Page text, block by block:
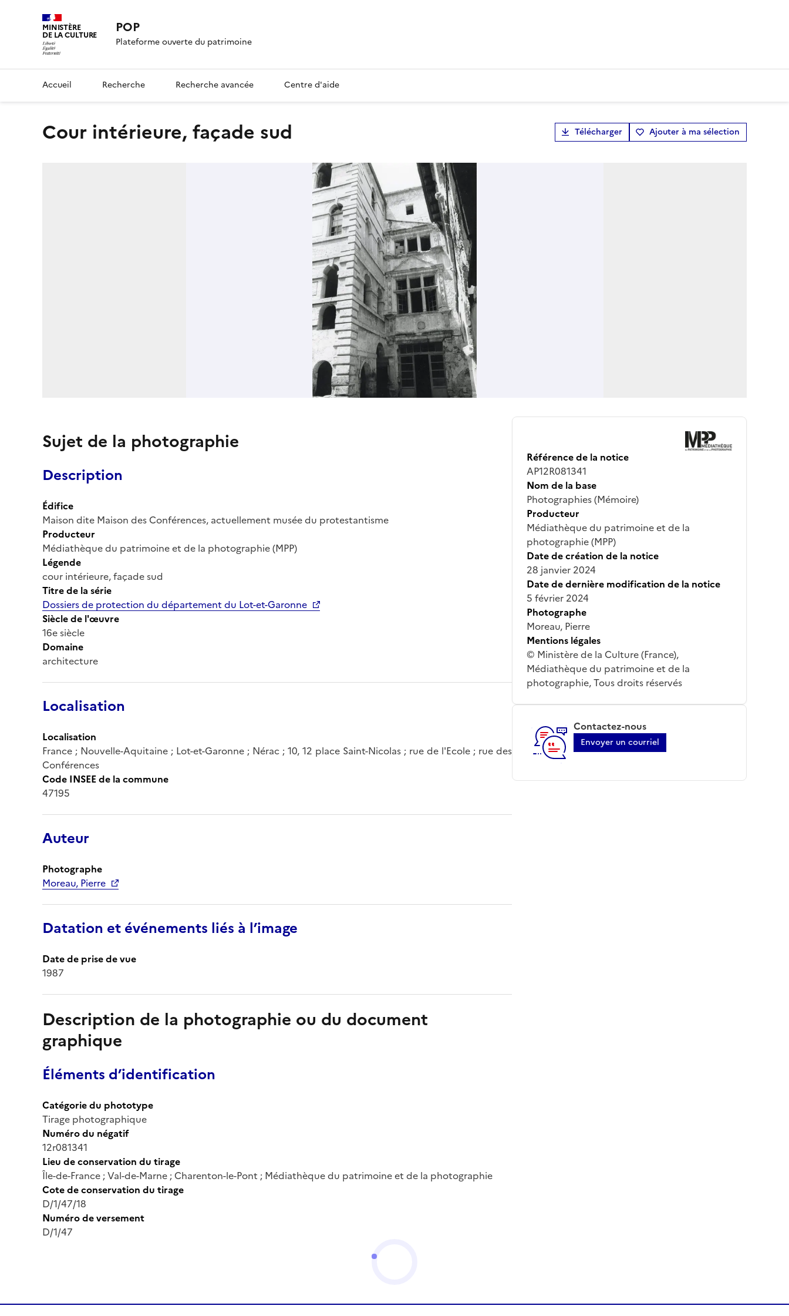
MINISTÈRE
DE LA CULTURE POP
Plateforme ouverte du patrimoine
Accueil Recherche Recherche avancée Centre d'aide
cour intérieure, façade sud Télécharger Ajouter à ma sélection
Sujet de la photographie
Description
Édifice
Maison dite Maison des Conférences, actuellement musée du protestantisme
Producteur
Médiathèque du patrimoine et de la photographie (MPP)
Légende
cour intérieure, façade sud
Titre de la série
Dossiers de protection du département du Lot-et-Garonne
Siècle de l'œuvre
16e siècle
Domaine
architecture
Localisation
Localisation
France ; Nouvelle-Aquitaine ; Lot-et-Garonne ; Nérac ; 10, 12 place Saint-Nicolas ; rue de l'Ecole ; rue des
Conférences
Code INSEE de la commune
47195
Auteur
Photographe
Moreau, Pierre
Datation et événements liés à l’image
Date de prise de vue
1987
Description de la photographie ou du document
graphique
Éléments d’identification
Catégorie du phototype
Tirage photographique
Numéro du négatif
12r081341
Lieu de conservation du tirage
Île-de-France ; Val-de-Marne ; Charenton-le-Pont ; Médiathèque du patrimoine et de la photographie
Cote de conservation du tirage
D/1/47/18
Numéro de versement
D/1/47
Référence de la notice
AP12R081341
Nom de la base
Photographies (Mémoire)
Producteur
Médiathèque du patrimoine et de la
photographie (MPP)
Date de création de la notice
28 janvier 2024
Date de dernière modification de la notice
5 février 2024
Photographe
Moreau, Pierre
Mentions légales
© Ministère de la Culture (France),
Médiathèque du patrimoine et de la
photographie, Tous droits réservés
Contactez-nous
Envoyer un courriel